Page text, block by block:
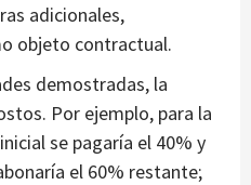
adicionales,
objeto contractual.
demostradas, la
Por ejemplo, para la
se pagaría el 40% y
el 60% restante;